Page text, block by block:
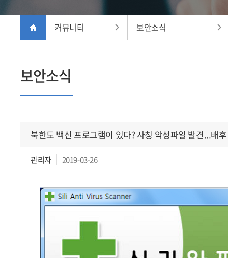
커뮤니티 보안소식
보안소식
북한도 백신 프로그램이 있다? 사칭 악성파일 발견...배
관리자 2019-03-26